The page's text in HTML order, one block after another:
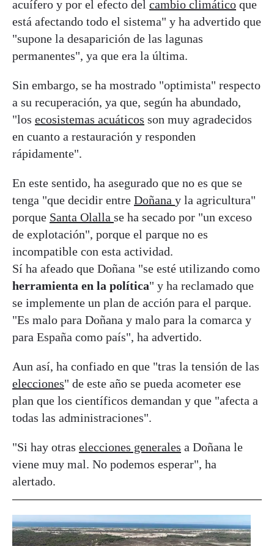
acuífero y por el efecto del cambio climático que
está afectando todo el sistema" y ha advertido que
"supone la desaparición de las lagunas
permanentes", ya que era la última.
Sin embargo, se ha mostrado "optimista" respecto
a su recuperación, ya que, según ha abundado,
"los ecosistemas acuáticos son muy agradecidos
en cuanto a restauración y responden
rápidamente".
En este sentido, ha asegurado que no es que se
tenga "que decidir entre Doñana y la agricultura"
porque Santa Olalla se ha secado por "un exceso
de explotación", porque el parque no es
incompatible con esta actividad.
Sí ha afeado que Doñana "se esté utilizando como
herramienta en la política" y ha reclamado que
se implemente un plan de acción para el parque.
"Es malo para Doñana y malo para la comarca y
para España como país", ha advertido.
Aun así, ha confiado en que "tras la tensión de las
elecciones" de este año se pueda acometer ese
plan que los científicos demandan y que "afecta a
todas las administraciones".
"Si hay otras elecciones generales a Doñana le
viene muy mal. No podemos esperar", ha
alertado.